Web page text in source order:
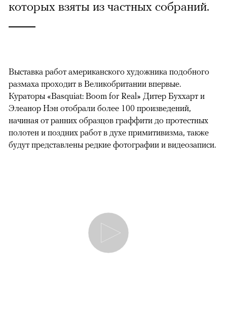
которых взяты из частных собраний.
Выставка работ американского художника подобного
размаха проходит в Великобритании впервые.
Кураторы «Basquiat: Boom for Real» Дитер Буххарт и
Элеанор Нэн отобрали более 100 произведений,
начиная от ранних образцов граффити до протестных
полотен и поздних работ в духе примитивизма, также
будут представлены редкие фотографии и видеозаписи.